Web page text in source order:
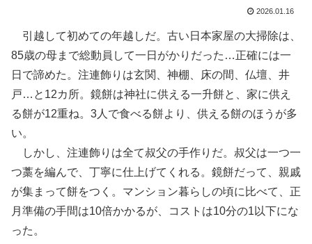
2026.01.16
引越して初めての年越しだ。古い日本家屋の大掃除は、
85歳の母まで総動員して一日がかりだった…正確には一
日で諦めた。注連飾りは玄関、神棚、床の間、仏壇、井
戸…と12カ所。鏡餅は神社に供える一升餅と、家に供え
る餅が12重ね。3人で食べる餅より、供える餅のほうが多
い。
しかし、注連飾りは全て叔父の手作りだ。叔父は一つ一
つ藁を編んで、丁寧に仕上げてくれる。鏡餅だって、親戚
が集まって餅をつく。マンション暮らしの頃に比べて、正
月準備の手間は10倍かかるが、コストは10分の1以下にな
った。